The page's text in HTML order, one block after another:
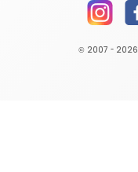
© 2007 - 2026